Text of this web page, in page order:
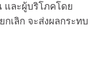
และผู้บริโภคโดย
เลิก จะส่งผลกระทบ